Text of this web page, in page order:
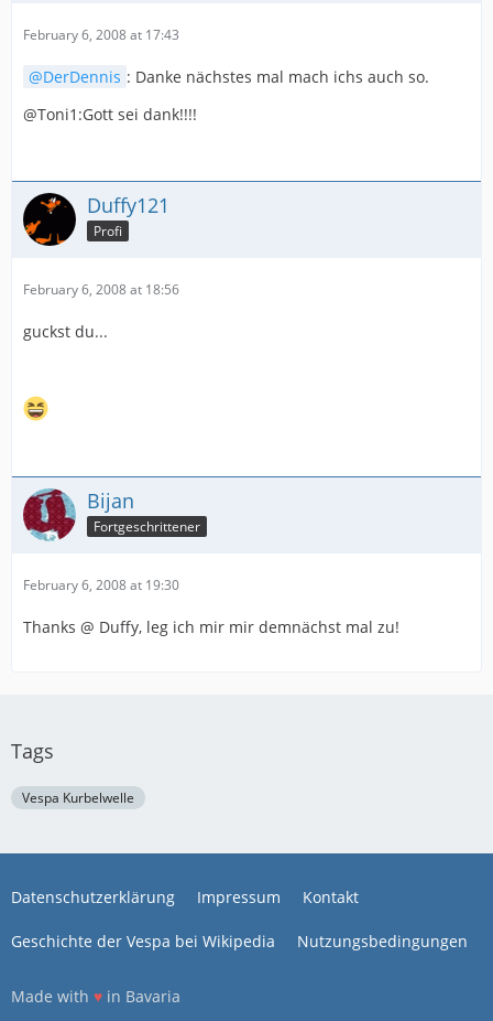
February 6, 2008 at 17:43
DerDennis : Danke nächstes mal mach ichs auch so.
@Toni1:Gott sei dank!!!!
Duffy121
Profi
February 6, 2008 at 18:56
guckst du...
Bijan
Fortgeschrittener
February 6, 2008 at 19:30
Thanks @ Duffy, leg ich mir mir demnächst mal zu!
Tags
Vespa Kurbelwelle
Datenschutzerklärung Impressum Kontakt
Geschichte der Vespa bei Wikipedia Nutzungsbedingungen
Made with ♥ in Bavaria